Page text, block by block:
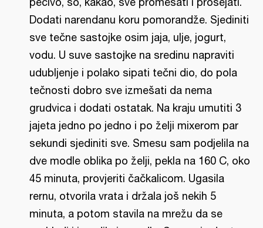
Dodati narendanu koru pomorandže. Sjediniti
sve tečne sastojke osim jaja, ulje, jogurt,
vodu. U suve sastojke na sredinu napraviti
udubljenje i polako sipati tečni dio, do pola
tečnosti dobro sve izmešati da nema
grudvica i dodati ostatak. Na kraju umutiti 3
jajeta jedno po jedno i po želji mixerom par
sekundi sjediniti sve. Smesu sam podjelila na
dve modle oblika po želji, pekla na 160 C, oko
45 minuta, provjeriti čačkalicom. Ugasila
rernu, otvorila vrata i držala još nekih 5
minuta, a potom stavila na mrežu da se